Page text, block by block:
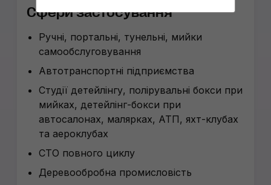
Сфери застосування
Ручні, портальні, тунельні, мийки
самообслуговування
Автотранспортні підприємства
Студії детейлінгу, полірувальні бокси при
мийках, детейлінг-бокси при
автосалонах, малярках, АТП, яхт-клубах
та аероклубах
СТО повного циклу
Деревообробна промисловість